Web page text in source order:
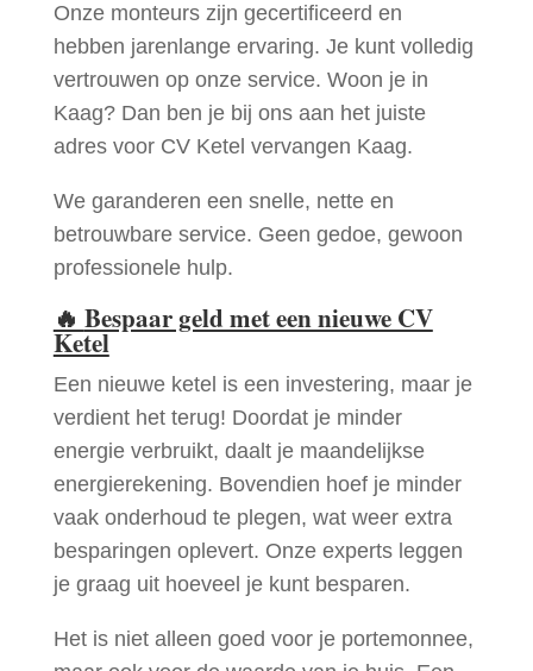
Onze monteurs zijn gecertificeerd en
hebben jarenlange ervaring. Je kunt volledig
vertrouwen op onze service. Woon je in
Kaag? Dan ben je bij ons aan het juiste
adres voor CV Ketel vervangen Kaag.
We garanderen een snelle, nette en
betrouwbare service. Geen gedoe, gewoon
professionele hulp.
🔥 Bespaar geld met een nieuwe CV
Ketel
Een nieuwe ketel is een investering, maar je
verdient het terug! Doordat je minder
energie verbruikt, daalt je maandelijkse
energierekening. Bovendien hoef je minder
vaak onderhoud te plegen, wat weer extra
besparingen oplevert. Onze experts leggen
je graag uit hoeveel je kunt besparen.
Het is niet alleen goed voor je portemonnee,